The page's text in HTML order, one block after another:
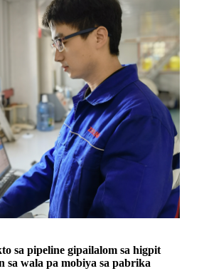
sa pipeline gipailalom sa higpit
sa wala pa mobiya sa pabrika